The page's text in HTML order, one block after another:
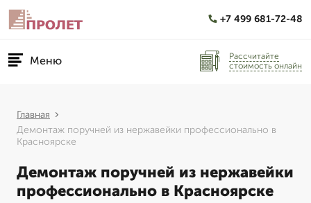
+7 499 681-72-48
Меню
Рассчитайте
стоимость онлайн
Главная
Демонтаж поручней из нержавейки профессионально в
Красноярске
Демонтаж поручней из нержавейки
профессионально в Красноярске